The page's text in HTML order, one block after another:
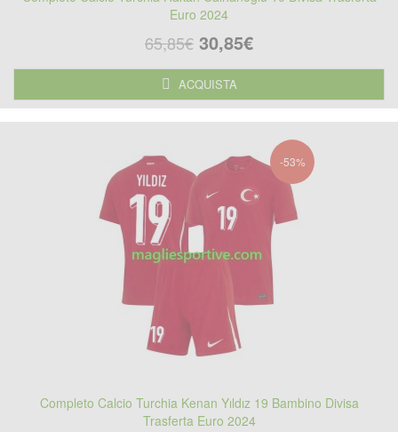
Euro 2024
65,85€ 30,85€
ACQUISTA
-53%
Completo Calcio Turchia Kenan Yıldız 19 Bambino Divisa
Trasferta Euro 2024